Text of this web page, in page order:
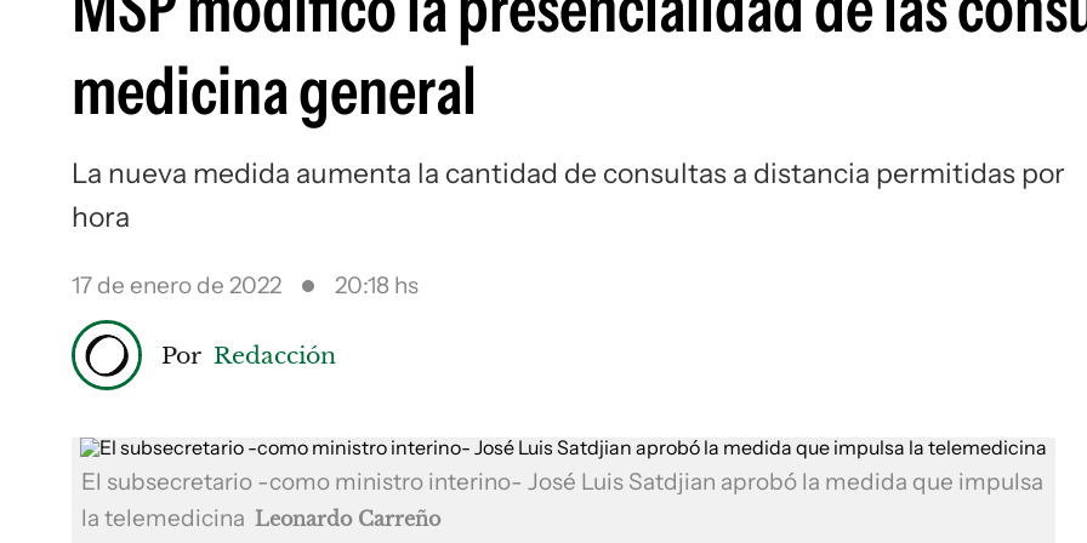
medicina general
La nueva medida aumenta la cantidad de consultas a distancia permitidas por
hora
17 de enero de 2022 20:18 hs
Por Redacción
El subsecretario -como ministro interino- José Luis Satdjian aprobó la medida que impulsa
la telemedicina Leonardo Carreño